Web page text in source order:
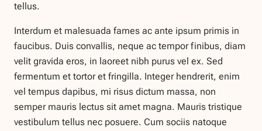
tellus.
Interdum et malesuada fames ac ante ipsum primis in
faucibus. Duis convallis, neque ac tempor finibus, diam
velit gravida eros, in laoreet nibh purus vel ex. Sed
fermentum et tortor et fringilla. Integer hendrerit, enim
vel tempus dapibus, mi risus dictum massa, non
semper mauris lectus sit amet magna. Mauris tristique
vestibulum tellus nec posuere. Cum sociis natoque